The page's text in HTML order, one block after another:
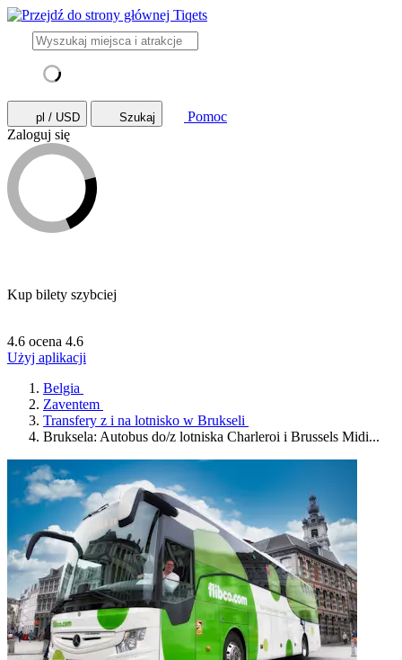
pl / USD Szukaj
Pomoc
Zaloguj się
Kup bilety szybciej
4.6 ocena 4.6
Użyj aplikacji
Belgia
Zaventem
Transfery z i na lotnisko w Brukseli
Bruksela: Autobus do/z lotniska Charleroi i Brussels Midi...